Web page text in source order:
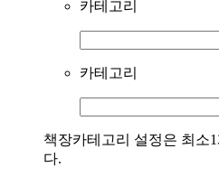
카테고리
카테고리
책장카테고리 설정은 최소
다.